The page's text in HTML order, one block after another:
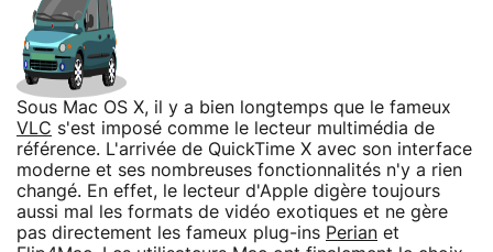
Sous Mac OS X, il y a bien longtemps que le fameux
VLC s'est imposé comme le lecteur multimédia de
référence. L'arrivée de QuickTime X avec son interface
moderne et ses nombreuses fonctionnalités n'y a rien
changé. En effet, le lecteur d'Apple digère toujours
aussi mal les formats de vidéo exotiques et ne gère
pas directement les fameux plug-ins Perian et